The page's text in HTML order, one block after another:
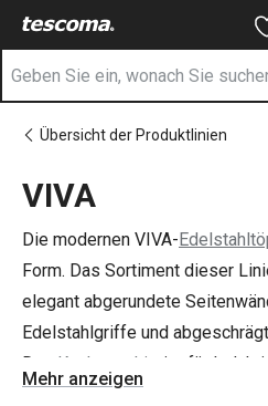
ZumZur Suche
Zur
Übersicht der Produktlinien
VIVA
Die modernen VIVA-
Form. Das Sortiment dieser
elegant abgerundete
Edelstahlgriffe und
Das Kochgeschirr
ist für
Herdarten geeignet.
Mehr anzeigen